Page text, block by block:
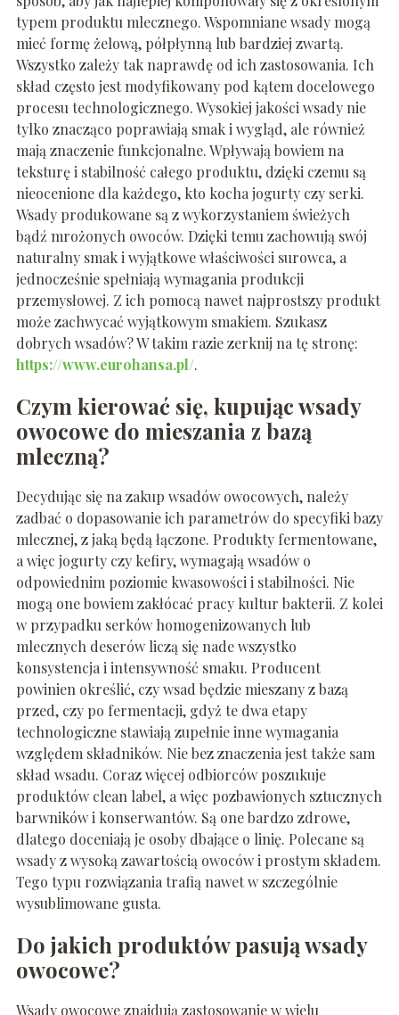
typem produktu mlecznego. Wspomniane wsady mogą
mieć formę żelową, półpłynną lub bardziej zwartą.
Wszystko zależy tak naprawdę od ich zastosowania. Ich
skład często jest modyfikowany pod kątem docelowego
procesu technologicznego. Wysokiej jakości wsady nie
tylko znacząco poprawiają smak i wygląd, ale również
mają znaczenie funkcjonalne. Wpływają bowiem na
teksturę i stabilność całego produktu, dzięki czemu są
nieocenione dla każdego, kto kocha jogurty czy serki.
Wsady produkowane są z wykorzystaniem świeżych
bądź mrożonych owoców. Dzięki temu zachowują swój
naturalny smak i wyjątkowe właściwości surowca, a
jednocześnie spełniają wymagania produkcji
przemysłowej. Z ich pomocą nawet najprostszy produkt
może zachwycać wyjątkowym smakiem. Szukasz
dobrych wsadów? W takim razie zerknij na tę stronę:
https://www.eurohansa.pl/.
Czym kierować się, kupując wsady
owocowe do mieszania z bazą
mleczną?
Decydując się na zakup wsadów owocowych, należy
zadbać o dopasowanie ich parametrów do specyfiki bazy
mlecznej, z jaką będą łączone. Produkty fermentowane,
a więc jogurty czy kefiry, wymagają wsadów o
odpowiednim poziomie kwasowości i stabilności. Nie
mogą one bowiem zakłócać pracy kultur bakterii. Z kolei
w przypadku serków homogenizowanych lub
mlecznych deserów liczą się nade wszystko
konsystencja i intensywność smaku. Producent
powinien określić, czy wsad będzie mieszany z bazą
przed, czy po fermentacji, gdyż te dwa etapy
technologiczne stawiają zupełnie inne wymagania
względem składników. Nie bez znaczenia jest także sam
skład wsadu. Coraz więcej odbiorców poszukuje
produktów clean label, a więc pozbawionych sztucznych
barwników i konserwantów. Są one bardzo zdrowe,
dlatego doceniają je osoby dbające o linię. Polecane są
wsady z wysoką zawartością owoców i prostym składem.
Tego typu rozwiązania trafią nawet w szczególnie
wysublimowane gusta.
Do jakich produktów pasują wsady
owocowe?
Wsady owocowe znajdują zastosowanie w wielu